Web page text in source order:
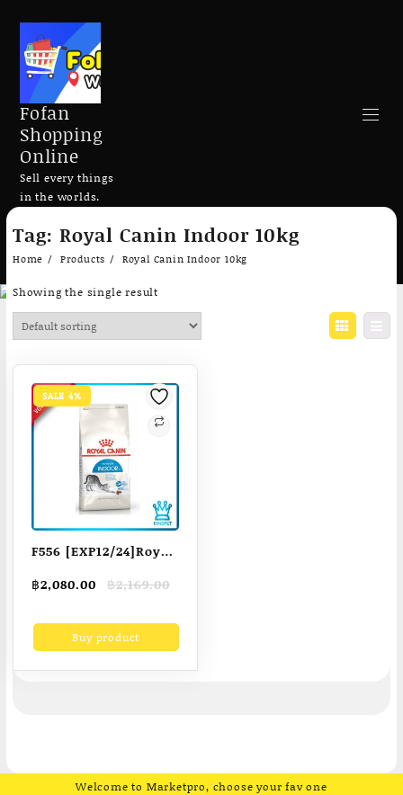
Skip
content
Fofan
Shopping
Online
Sell every things
in the worlds.
Tag: Royal Canin Indoor 10kg
Home Products Royal Canin Indoor 10kg
Showing the single result
SALE 4%
F556 [EXP12/24]Royal
KG อาหารสำหรับแมว
฿2,169.00
Original
was:
฿2,169.00.
฿2,080.00
Current
is:
฿2,080.00.Buy product
Welcome to Marketpro, choose your fav one
Add to cart